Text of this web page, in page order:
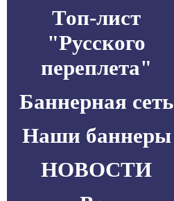
Топ-лист
"Русского
переплета"
Баннерная сеть
Наши баннеры
НОВОСТИ